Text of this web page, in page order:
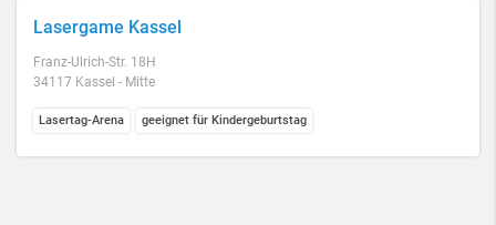
Lasergame Kassel
Franz-Ulrich-Str. 18H
34117 Kassel - Mitte
Lasertag-Arena geeignet für Kindergeburtstag